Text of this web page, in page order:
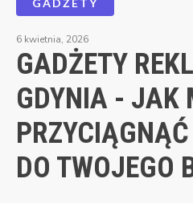
6 kwietnia, 2026
GADŻETY
GDYNIA - JAK
DO TWOJEGO